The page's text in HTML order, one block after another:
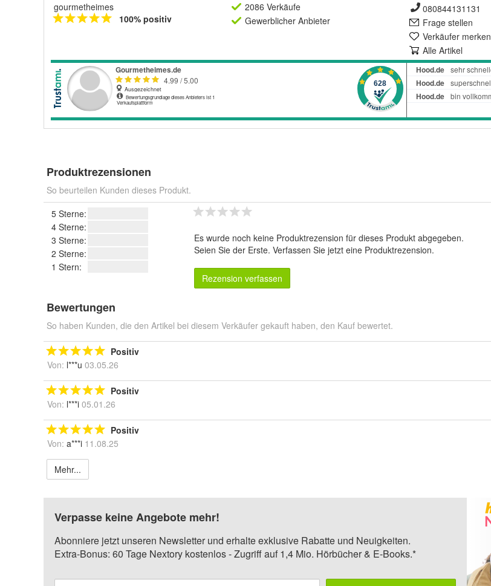
gourmetheimes
100% positiv
2086 Verkäufe
Gewerblicher Anbieter
080844131131
Frage stellen
Verkäufer merken
Alle Artikel
Produktrezensionen
So beurteilen Kunden dieses Produkt.
5 Sterne:
4 Sterne:
3 Sterne:
2 Sterne:
1 Stern:
Es wurde noch keine Produktrezension für dieses Produkt abgegeben.
Seien Sie der Erste. Verfassen Sie jetzt eine Produktrezension.
Rezension verfassen
Bewertungen
So haben Kunden, die den Artikel bei diesem Verkäufer gekauft haben, den Kauf bewertet.
Positiv
Von: l***u 03.05.26
Positiv
Von: l***i 05.01.26
Positiv
Von: a***i 11.08.25
Mehr...
Verpasse keine Angebote mehr!
Abonniere jetzt unseren Newsletter und erhalte exklusive Rabatte und Neuigkeiten.
Extra-Bonus: 60 Tage Nextory kostenlos - Zugriff auf 1,4 Mio. Hörbücher & E-Books.*